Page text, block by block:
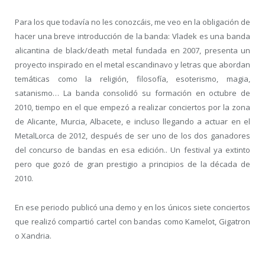
Para los que todavía no les conozcáis, me veo en la obligación de
hacer una breve introducción de la banda: Vladek es una banda
alicantina de black/death metal fundada en 2007, presenta un
proyecto inspirado en el metal escandinavo y letras que abordan
temáticas como la religión, filosofía, esoterismo, magia,
satanismo… La banda consolidó su formación en octubre de
2010, tiempo en el que empezó a realizar conciertos por la zona
de Alicante, Murcia, Albacete, e incluso llegando a actuar en el
MetalLorca de 2012, después de ser uno de los dos ganadores
del concurso de bandas en esa edición.. Un festival ya extinto
pero que gozó de gran prestigio a principios de la década de
2010.
En ese periodo publicó una demo y en los únicos siete conciertos
que realizó compartió cartel con bandas como Kamelot, Gigatron
o Xandria.